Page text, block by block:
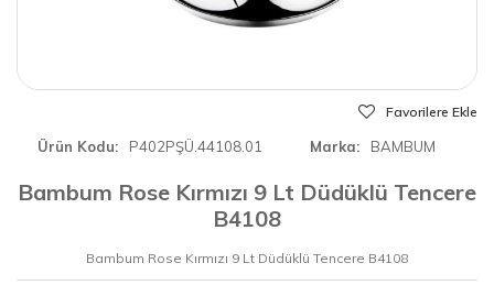
Favorilere Ekle
Ürün Kodu P402PŞÜ.44108.01 Marka BAMBUM
Bambum Rose Kırmızı 9 Lt Düdüklü Tencere
B4108
Bambum Rose Kırmızı 9 Lt Düdüklü Tencere B4108